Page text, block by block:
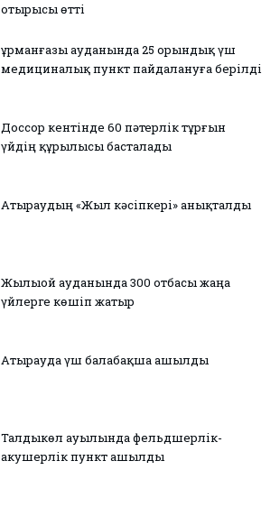
отырысы өтті
Құрманғазы ауданында 25 орындық үш
медициналық пункт пайдалануға берілді
Доссор кентінде 60 пәтерлік тұрғын
үйдің құрылысы басталады
Атыраудың «Жыл кәсіпкері» анықталды
Жылыой ауданында 300 отбасы жаңа
үйлерге көшіп жатыр
Атырауда үш балабақша ашылды
Талдыкөл ауылында фельдшерлік-
акушерлік пункт ашылды